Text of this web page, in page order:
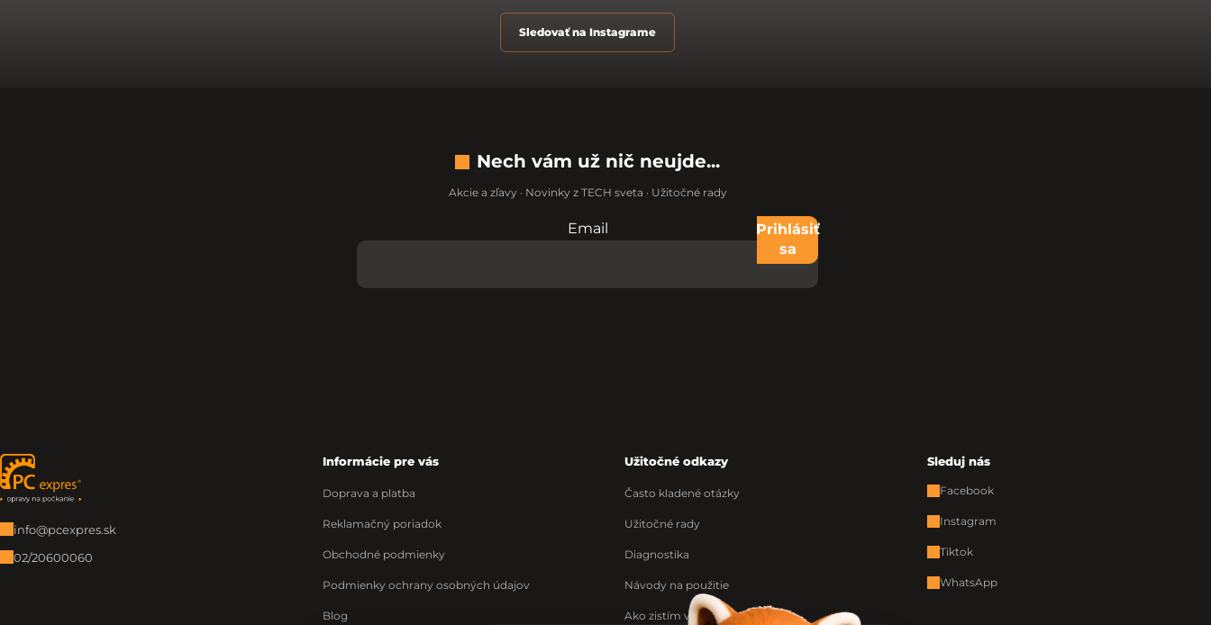
Sledovať na Instagrame
Nech vám už nič neujde...
Akcie a zľavy · Novinky z TECH sveta · Užitočné rady
Nevypĺňajte toto pole:
Email
Prihlásiť
sa
Zápätie
info@pcexpres.sk
02/20600060
Informácie pre vás
Doprava a platba
Reklamačný poriadok
Obchodné podmienky
Podmienky ochrany osobných údajov
Blog
Užitočné odkazy
Často kladené otázky
Užitočné rady
Diagnostika
Návody na použitie
Ako zistím výrobné číslo
Sleduj nás
Facebook
Instagram
Tiktok
WhatsApp